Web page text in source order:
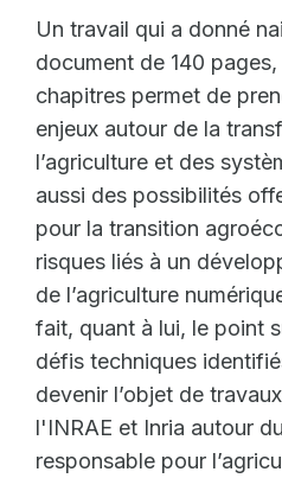
Un travail qui a donné
document de 140
chapitres permet de
enjeux autour de la
l’agriculture et des
aussi des possibilités
pour la transition
risques liés à un
de l’agriculture
fait, quant à lui, le point
défis techniques
devenir l’objet de
l'INRAE et Inria autour
responsable pour